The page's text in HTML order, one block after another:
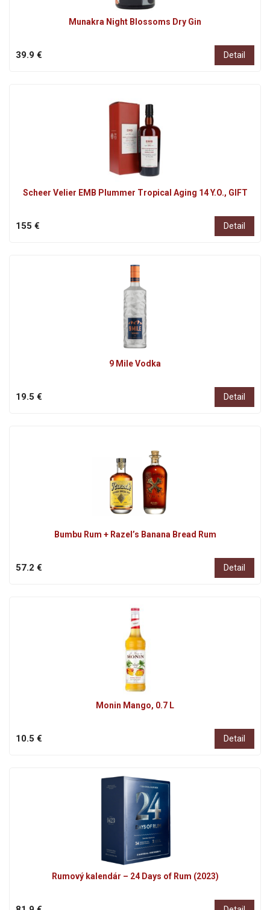
Munakra Night Blossoms Dry Gin
39.9 € Detail
Scheer Velier EMB Plummer Tropical Aging 14 Y.O., GIFT
155 € Detail
9 Mile Vodka
19.5 € Detail
Bumbu Rum + Razel’s Banana Bread Rum
57.2 € Detail
Monin Mango, 0.7 L
10.5 € Detail
Rumový kalendár – 24 Days of Rum (2023)